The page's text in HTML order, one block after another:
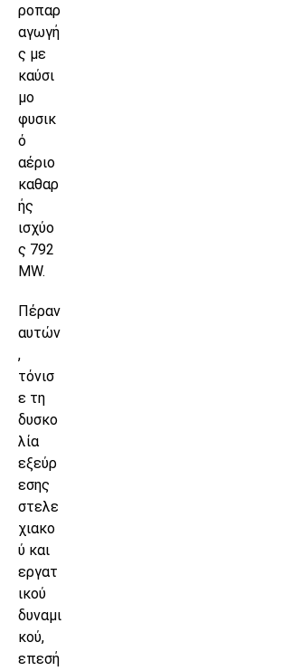
ροπαρ
αγωγή
ς με
καύσι
μο
φυσικ
ό
αέριο
καθαρ
ής
ισχύο
ς 792
MW.
Πέραν
αυτών
,
τόνισ
ε τη
δυσκο
λία
εξεύρ
εσης
στελε
χιακο
ύ και
εργατ
ικού
δυναμι
κού,
επεσή